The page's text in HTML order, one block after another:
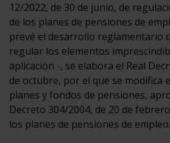
12/2022, de 30 de junio, de
de los planes de pensiones de
prevé el desarrollo reglamentario
regular los elementos
aplicación -, se elabora el Real
de octubre, por el que se modifica
planes y fondos de pensiones,
Decreto 304/2004, de 20 de
los planes de pensiones de empleo.